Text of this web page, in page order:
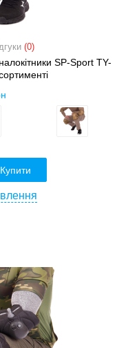
(0)
SP-Sport TY-
Купити